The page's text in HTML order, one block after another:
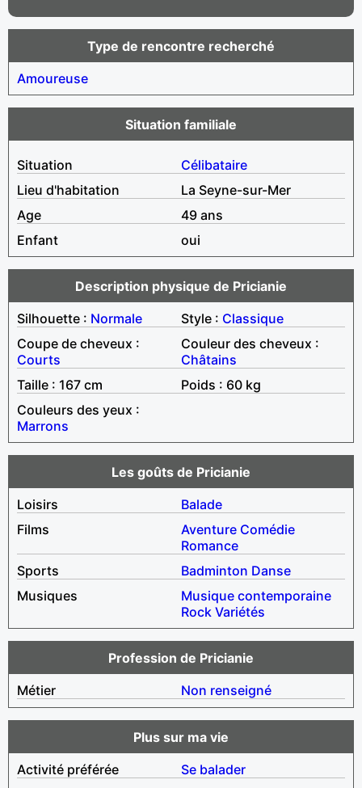
Type de rencontre recherché
Amoureuse
Situation familiale
Situation
Célibataire
Lieu d'habitation
La Seyne-sur-Mer
Age
49 ans
Enfant
oui
Description physique de Pricianie
Silhouette : Normale Style : Classique
Coupe de cheveux :
Courts
Couleur des cheveux :
Châtains
Taille : 167 cm
Poids : 60 kg
Couleurs des yeux :
Marrons
Les goûts de Pricianie
Loisirs
Balade
Films
Aventure Comédie
Romance
Sports
Badminton Danse
Musiques
Musique contemporaine
Rock Variétés
Profession de Pricianie
Métier
Non renseigné
Plus sur ma vie
Activité préférée
Se balader